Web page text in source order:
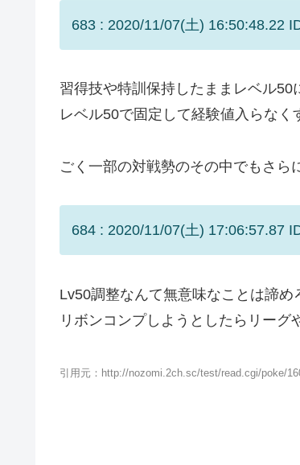
683 : 2020/11/07(土) 16:50:48.22
習得技や特訓保持したままレベル50
レベル50で固定して経験値入らなく
ごく一部の対戦勢のその中でもさ
684 : 2020/11/07(土) 17:06:57.87
Lv50調整なんて無意味なことは諦め
リボンコンプしようとしたらリーグ
引用元：http://nozomi.2ch.sc/test/read.cgi/poke/